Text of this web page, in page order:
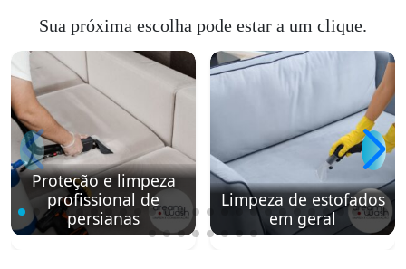
Sua próxima escolha pode estar a um clique.
Proteção e limpeza
profissional de
persianas
Limpeza de estofados
em geral